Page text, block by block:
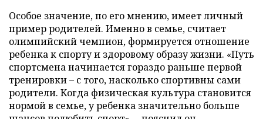
Особое значение, по его мнению, имеет личный
пример родителей. Именно в семье, считает
олимпийский чемпион, формируется отношение
ребенка к спорту и здоровому образу жизни. «Путь
спортсмена начинается гораздо раньше первой
тренировки – с того, насколько спортивны сами
родители. Когда физическая культура становится
нормой в семье, у ребенка значительно больше